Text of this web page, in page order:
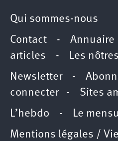
Qui sommes-nous
Contact - Annuaire
articles - Les nôtres
Newsletter-
connecter- Sites
L’hebdo - Le
Mentions légales /